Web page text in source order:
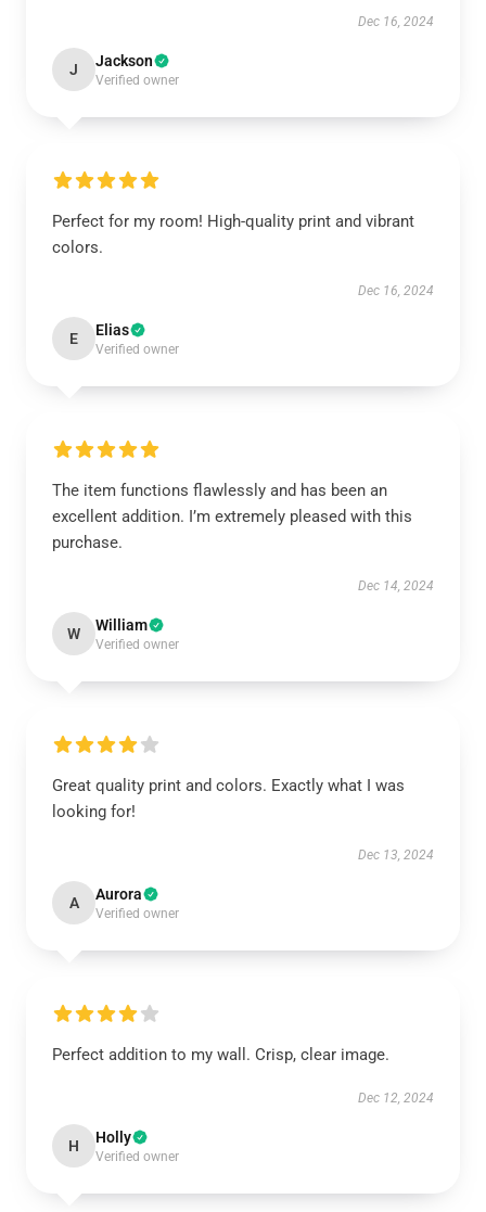
Dec 16, 2024
J Jackson
Verified owner
Perfect for my room! High-quality print and vibrant
colors.
Dec 16, 2024
E Elias
Verified owner
The item functions flawlessly and has been an
excellent addition. I’m extremely pleased with this
purchase.
Dec 14, 2024
W William
Verified owner
Great quality print and colors. Exactly what I was
looking for!
Dec 13, 2024
A Aurora
Verified owner
Perfect addition to my wall. Crisp, clear image.
Dec 12, 2024
H Holly
Verified owner